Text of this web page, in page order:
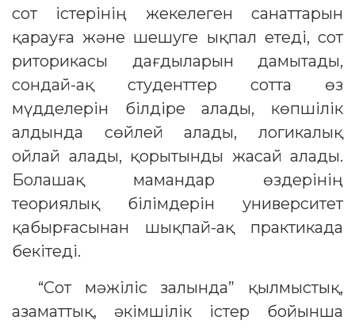
сот істерінің жекелеген санаттарын
қарауға және шешуге ықпал етеді, сот
риторикасы дағдыларын дамытады,
сондай-ақ студенттер сотта өз
мүдделерін білдіре алады, көпшілік
алдында сөйлей алады, логикалық
ойлай алады, қорытынды жасай алады.
Болашақ мамандар өздерінің
теориялық білімдерін университет
қабырғасынан шықпай-ақ практикада
бекітеді.
“Сот мәжіліс залында” қылмыстық,
азаматтық, әкімшілік істер бойынша